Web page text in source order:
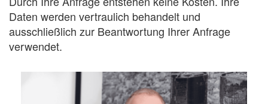
Daten werden vertraulich behandelt und
ausschließlich zur Beantwortung Ihrer Anfrage
verwendet.